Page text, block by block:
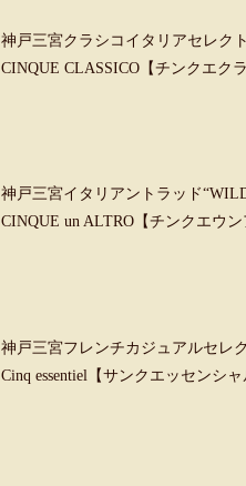
神戸三宮クラシコイタリアセレク
CINQUE CLASSICO【チンクエクラ
神戸三宮イタリアントラッド
CINQUE un ALTRO【チンクエウン
神戸三宮フレンチカジュアルセレ
Cinq essentiel【サンクエッセンシャ